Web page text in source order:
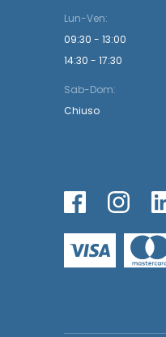
Lun-Ven:
09:30 - 13:00
14:30 - 17:30
Sab-Dom:
Chiuso